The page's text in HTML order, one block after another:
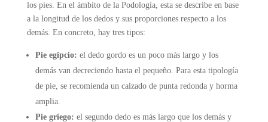
los pies. En el ámbito de la Podología, esta se describe en base
a la longitud de los dedos y sus proporciones respecto a los
demás. En concreto, hay tres tipos:
Pie egipcio: el dedo gordo es un poco más largo y los
demás van decreciendo hasta el pequeño. Para esta tipología
de pie, se recomienda un calzado de punta redonda y horma
amplia.
Pie griego: el segundo dedo es más largo que los demás y